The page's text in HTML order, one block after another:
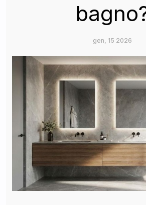
gen, 15 2026